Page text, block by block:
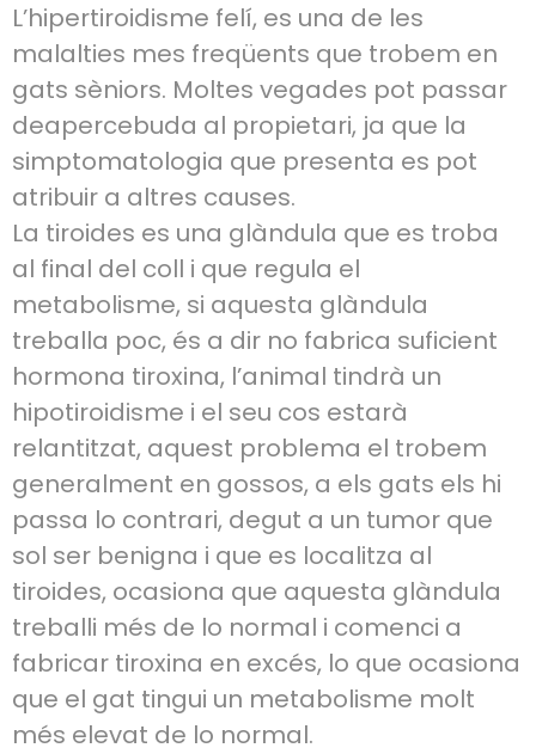
L’hipertiroidisme felí, es una de les
malalties mes freqüents que trobem en
gats sèniors. Moltes vegades pot passar
deapercebuda al propietari, ja que la
simptomatologia que presenta es pot
atribuir a altres causes.
La tiroides es una glàndula que es troba
al final del coll i que regula el
metabolisme, si aquesta glàndula
treballa poc, és a dir no fabrica suficient
hormona tiroxina, l’animal tindrà un
hipotiroidisme i el seu cos estarà
relantitzat, aquest problema el trobem
generalment en gossos, a els gats els hi
passa lo contrari, degut a un tumor que
sol ser benigna i que es localitza al
tiroides, ocasiona que aquesta glàndula
treballi més de lo normal i comenci a
fabricar tiroxina en excés, lo que ocasiona
que el gat tingui un metabolisme molt
més elevat de lo normal.